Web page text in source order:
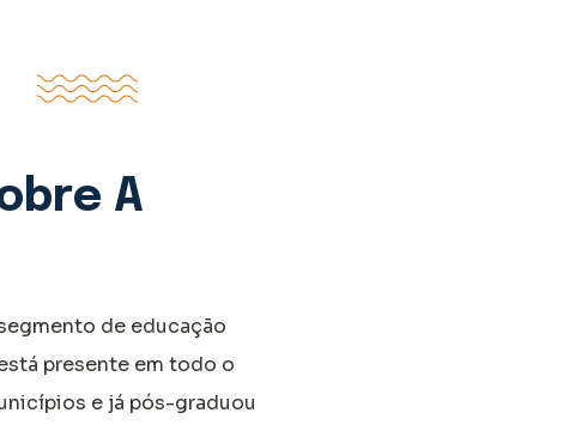
A
de educação
presente em todo o
e já pós-graduou